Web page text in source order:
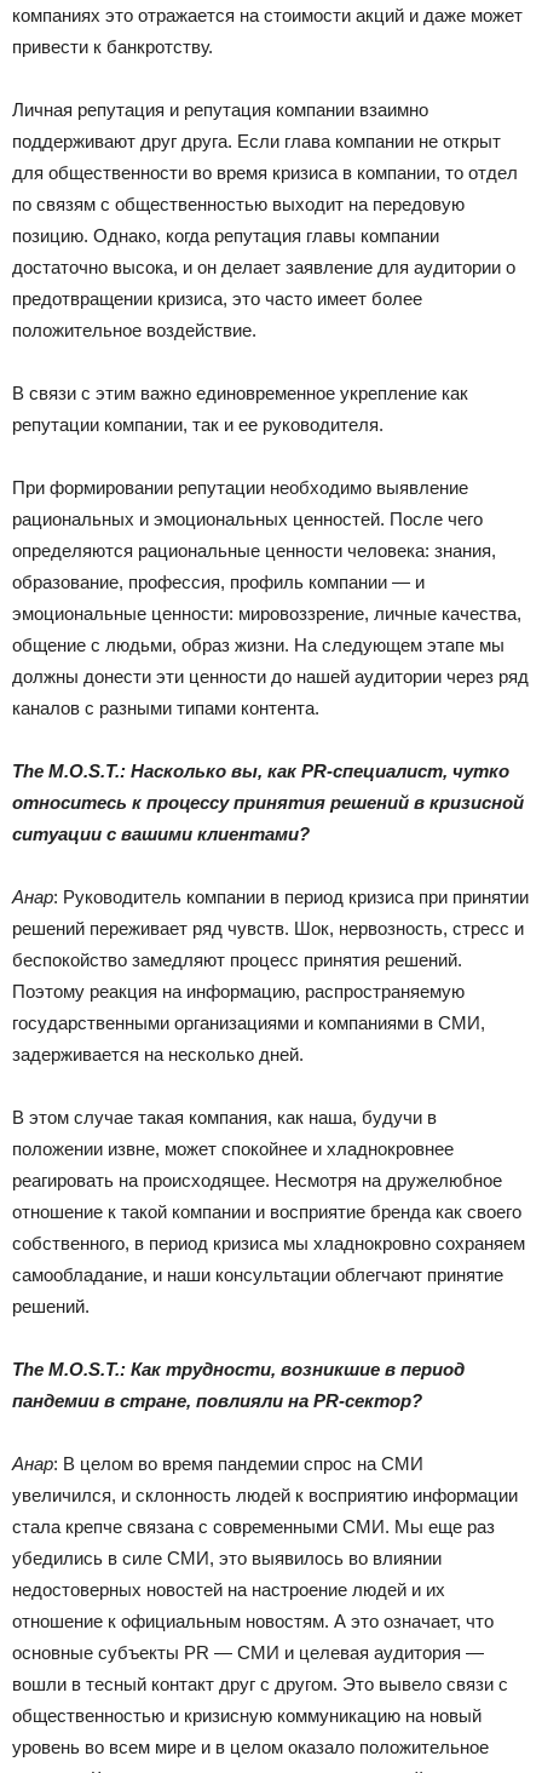
компаниях это отражается на стоимости акций и даже может
привести к банкротству.
Личная репутация и репутация компании взаимно
поддерживают друг друга. Если глава компании не открыт
для общественности во время кризиса в компании, то отдел
по связям с общественностью выходит на передовую
позицию. Однако, когда репутация главы компании
достаточно высока, и он делает заявление для аудитории о
предотвращении кризиса, это часто имеет более
положительное воздействие.
В связи с этим важно единовременное укрепление как
репутации компании, так и ее руководителя.
При формировании репутации необходимо выявление
рациональных и эмоциональных ценностей. После чего
определяются рациональные ценности человека: знания,
образование, профессия, профиль компании — и
эмоциональные ценности: мировоззрение, личные качества,
общение с людьми, образ жизни. На следующем этапе мы
должны донести эти ценности до нашей аудитории через ряд
каналов с разными типами контента.
The M.O.S.T.: Насколько вы, как PR-специалист, чутко
относитесь к процессу принятия решений в кризисной
ситуации с вашими клиентами?
Анар: Руководитель компании в период кризиса при принятии
решений переживает ряд чувств. Шок, нервозность, стресс и
беспокойство замедляют процесс принятия решений.
Поэтому реакция на информацию, распространяемую
государственными организациями и компаниями в СМИ,
задерживается на несколько дней.
В этом случае такая компания, как наша, будучи в
положении извне, может спокойнее и хладнокровнее
реагировать на происходящее. Несмотря на дружелюбное
отношение к такой компании и восприятие бренда как своего
собственного, в период кризиса мы хладнокровно сохраняем
самообладание, и наши консультации облегчают принятие
решений.
The M.O.S.T.: Как трудности, возникшие в период
пандемии в стране, повлияли на PR-сектор?
Анар: В целом во время пандемии спрос на СМИ
увеличился, и склонность людей к восприятию информации
стала крепче связана с современными СМИ. Мы еще раз
убедились в силе СМИ, это выявилось во влиянии
недостоверных новостей на настроение людей и их
отношение к официальным новостям. А это означает, что
основные субъекты PR — СМИ и целевая аудитория —
вошли в тесный контакт друг с другом. Это вывело связи с
общественностью и кризисную коммуникацию на новый
уровень во всем мире и в целом оказало положительное